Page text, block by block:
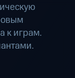
к играм.